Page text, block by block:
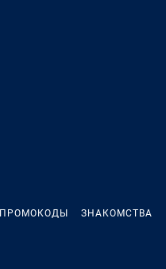
ПРОМОКОДЫ ЗНАКОМСТВА